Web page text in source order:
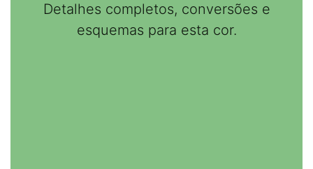
Detalhes completos, conversões e
esquemas para esta cor.